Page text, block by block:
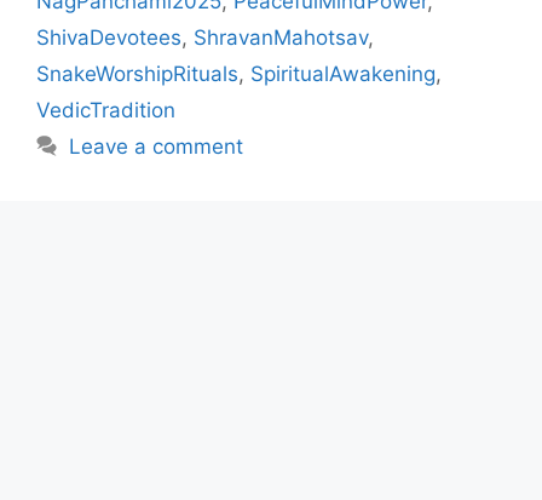
ShivaDevotees, ShravanMahotsav,
SnakeWorshipRituals, SpiritualAwakening,
VedicTradition
Leave a comment